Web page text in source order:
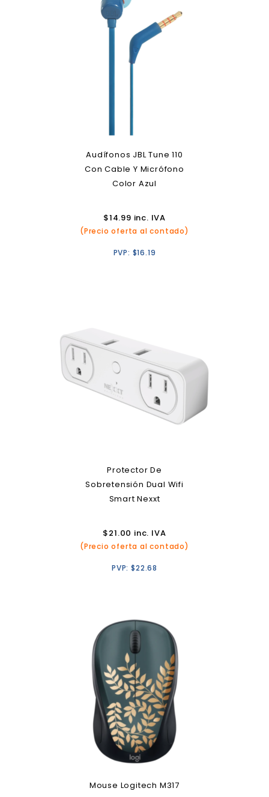
Audífonos JBL Tune 110
Con Cable Y Micrófono
Color Azul
$14.99 inc. IVA
(Precio oferta al contado)
PVP: $16.19
Protector De
Sobretensión Dual Wifi
Smart Nexxt
$21.00 inc. IVA
(Precio oferta al contado)
PVP:$22.68
Mouse Logitech M317